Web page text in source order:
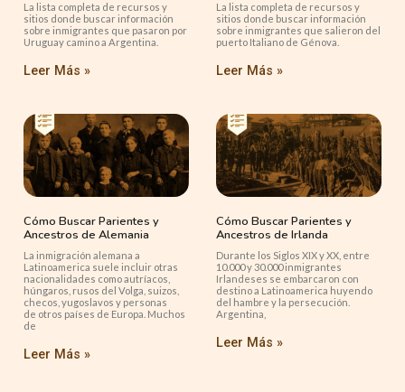
La lista completa de recursos y
sitios donde buscar información
sobre inmigrantes que pasaron por
Uruguay camino a Argentina.
Leer Más »
La lista completa de recursos y
sitios donde buscar información
sobre inmigrantes que salieron del
puerto Italiano de Génova.
Leer Más »
Cómo Buscar Parientes y
Ancestros de Alemania
La inmigración alemana a
Latinoamerica suele incluir otras
nacionalidades como autríacos,
húngaros, rusos del Volga, suizos,
checos, yugoslavos y personas
de otros países de Europa. Muchos
de
Leer Más »
Cómo Buscar Parientes y
Ancestros de Irlanda
Durante los Siglos XIX y XX, entre
10.000 y 30.000 inmigrantes
Irlandeses se embarcaron con
destino a Latinoamerica huyendo
del hambre y la persecución.
Argentina,
Leer Más »